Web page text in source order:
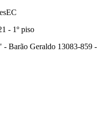
- 1º piso
Barão Geraldo 13083-859 -